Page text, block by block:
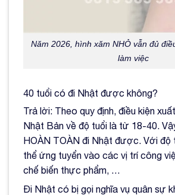
Năm 2026, hình xăm NHỎ vẫn đủ
làm việc
40 tuổi có đi Nhật được không?
Trả lời: Theo quy định, điều kiện
Nhật Bản về độ tuổi là từ 18-40.
HOÀN TOÀN đi Nhật được. Với độ
thể ứng tuyển vào các vị trí công
chế biến thực phẩm, …
Đi Nhật có bị gọi nghĩa vụ quân sự